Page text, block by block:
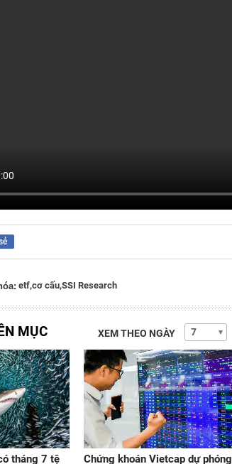
etf,cơ cấu,SSI Research
MỤC XEM THEO NGÀY
tháng 7 tệ Chứng khoán Vietcap dự phóng